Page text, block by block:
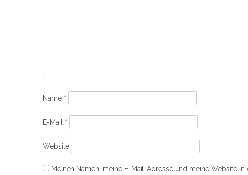
Name *
E-Mail *
Website
Meinen Namen, meine E-Mail-Adresse und meine Website